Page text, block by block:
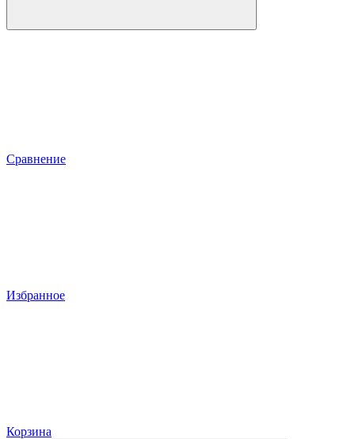
Сравнение
Избранное
Корзина